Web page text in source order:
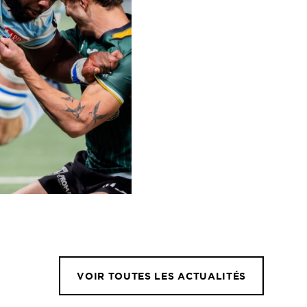
VOIR TOUTES LES ACTUALITÉS